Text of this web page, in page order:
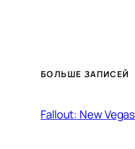
БОЛЬШЕ ЗАПИСЕЙ
Fallout: New Vegas